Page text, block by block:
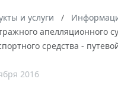
и услуги
апелляционного
средства -
2016